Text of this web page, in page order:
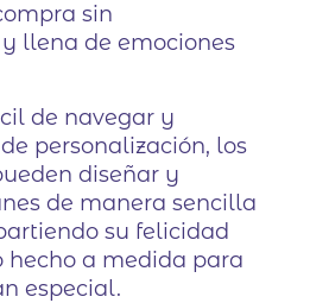
sin
llena de emociones
de navegar y
personalización, los
diseñar y
de manera sencilla
su felicidad
hecho a medida para
especial.